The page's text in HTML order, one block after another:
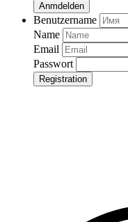
Anmdelden
Benutzername
Name
Email
Passwort
Registration